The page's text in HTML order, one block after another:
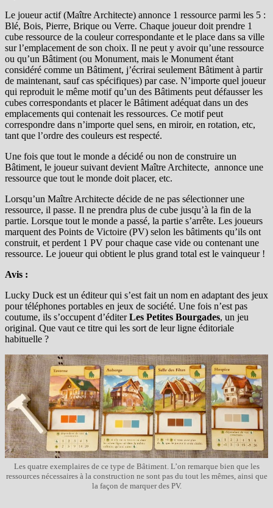
Le joueur actif (Maître Architecte) annonce 1 ressource parmi les 5 :
Blé, Bois, Pierre, Brique ou Verre. Chaque joueur doit prendre 1
cube ressource de la couleur correspondante et le place dans sa ville
sur l’emplacement de son choix. Il ne peut y avoir qu’une ressource
ou qu’un Bâtiment (ou Monument, mais le Monument étant
considéré comme un Bâtiment, j’écrirai seulement Bâtiment à partir
de maintenant, sauf cas spécifiques) par case. N’importe quel joueur
qui reproduit le même motif qu’un des Bâtiments peut défausser les
cubes correspondants et placer le Bâtiment adéquat dans un des
emplacements qui contenait les ressources. Ce motif peut
correspondre dans n’importe quel sens, en miroir, en rotation, etc,
tant que l’ordre des couleurs est respecté.
Une fois que tout le monde a décidé ou non de construire un
Bâtiment, le joueur suivant devient Maître Architecte, annonce une
ressource que tout le monde doit placer, etc.
Lorsqu’un Maître Architecte décide de ne pas sélectionner une
ressource, il passe. Il ne prendra plus de cube jusqu’à la fin de la
partie. Lorsque tout le monde a passé, la partie s’arrête. Les joueurs
marquent des Points de Victoire (PV) selon les bâtiments qu’ils ont
construit, et perdent 1 PV pour chaque case vide ou contenant une
ressource. Le joueur qui obtient le plus grand total est le vainqueur !
Avis :
Lucky Duck est un éditeur qui s’est fait un nom en adaptant des jeux
pour téléphones portables en jeux de société. Une fois n’est pas
coutume, ils s’occupent d’éditerLes Petites Bourgades, un jeu
original. Que vaut ce titre qui les sort de leur ligne éditoriale
habituelle ?
Les quatre exemplaires de ce type de Bâtiment. L’on remarque bien que les
ressources nécessaires à la construction ne sont pas du tout les mêmes, ainsi que
la façon de marquer des PV.